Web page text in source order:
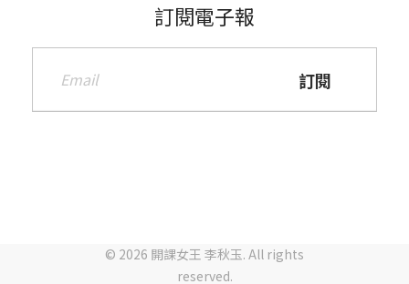
訂閱電子報
© 2026 開課女王 李秋玉. All rights
reserved.